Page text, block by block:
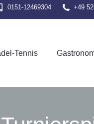
0151-12469304 +49
Tennis